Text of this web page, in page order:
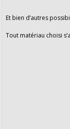
Et bien d’autres
Tout matériau choisi